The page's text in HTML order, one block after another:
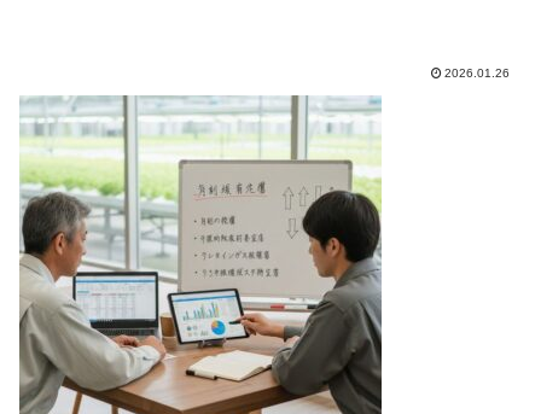
2026.01.26